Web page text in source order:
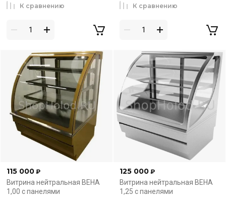
К сравнению К сравнению
115 000 ₽
Витрина нейтральная ВЕНА
1,00 с панелями
125 000 ₽
Витрина нейтральная ВЕНА
1,25 с панелями